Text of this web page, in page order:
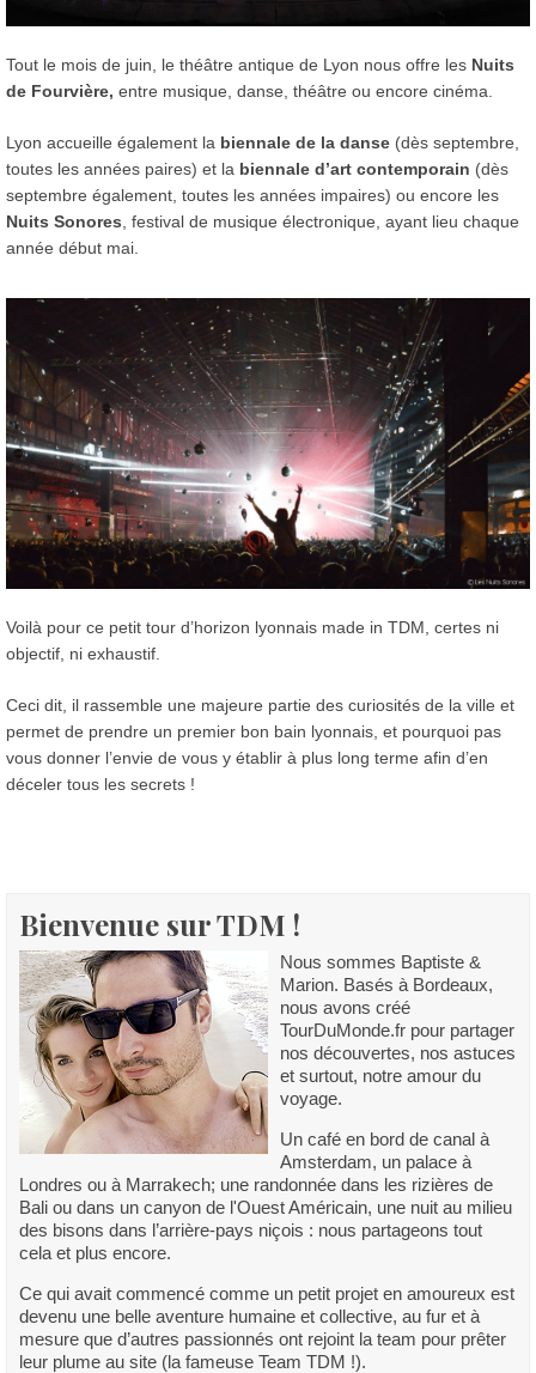
Tout le mois de juin, le théâtre antique de Lyon nous offre les Nuits
de Fourvière, entre musique, danse, théâtre ou encore cinéma.
Lyon accueille également la biennale de la danse (dès septembre,
toutes les années paires) et la biennale d’art contemporain (dès
septembre également, toutes les années impaires) ou encore les
Nuits Sonores, festival de musique électronique, ayant lieu chaque
année début mai.
Voilà pour ce petit tour d’horizon lyonnais made in TDM, certes ni
objectif, ni exhaustif.
Ceci dit, il rassemble une majeure partie des curiosités de la ville et
permet de prendre un premier bon bain lyonnais, et pourquoi pas
vous donner l’envie de vous y établir à plus long terme afin d’en
déceler tous les secrets !
Bienvenue sur TDM !
Nous sommes Baptiste &
Marion. Basés à Bordeaux,
nous avons créé
TourDuMonde.fr pour partager
nos découvertes, nos astuces
et surtout, notre amour du
voyage.
Un café en bord de canal à
Amsterdam, un palace à
Londres ou à Marrakech; une randonnée dans les rizières de
Bali ou dans un canyon de l'Ouest Américain, une nuit au milieu
des bisons dans l’arrière-pays niçois : nous partageons tout
cela et plus encore.
Ce qui avait commencé comme un petit projet en amoureux est
devenu une belle aventure humaine et collective, au fur et à
mesure que d’autres passionnés ont rejoint la team pour prêter
leur plume au site (la fameuse Team TDM !).